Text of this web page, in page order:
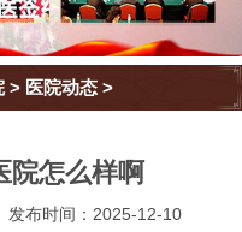
> 医院动态 >
院怎么样啊
发布时间：2025-12-10